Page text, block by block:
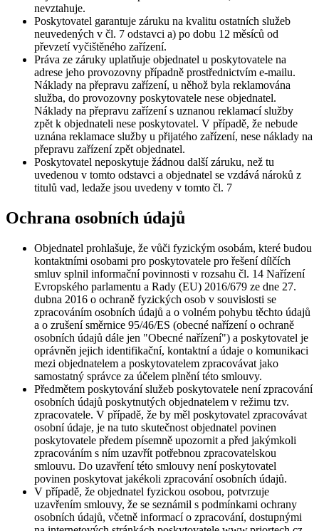
nevztahuje.
Poskytovatel garantuje záruku na kvalitu ostatních služeb
neuvedených v čl. 7 odstavci a) po dobu 12 měsíců od
převzetí vyčištěného zařízení.
Práva ze záruky uplatňuje objednatel u poskytovatele na
adrese jeho provozovny případně prostřednictvím e-mailu.
Náklady na přepravu zařízení, u něhož byla reklamována
služba, do provozovny poskytovatele nese objednatel.
Náklady na přepravu zařízení s uznanou reklamací služby
zpět k objednateli nese poskytovatel. V případě, že nebude
uznána reklamace služby u přijatého zařízení, nese náklady na
přepravu zařízení zpět objednatel.
Poskytovatel neposkytuje žádnou další záruku, než tu
uvedenou v tomto odstavci a objednatel se vzdává nároků z
titulů vad, ledaže jsou uvedeny v tomto čl. 7
Ochrana osobních údajů
Objednatel prohlašuje, že vůči fyzickým osobám, které budou
kontaktními osobami pro poskytovatele pro řešení dílčích
smluv splnil informační povinnosti v rozsahu čl. 14 Nařízení
Evropského parlamentu a Rady (EU) 2016/679 ze dne 27.
dubna 2016 o ochraně fyzických osob v souvislosti se
zpracováním osobních údajů a o volném pohybu těchto údajů
a o zrušení směrnice 95/46/ES (obecné nařízení o ochraně
osobních údajů dále jen "Obecné nařízení") a poskytovatel je
oprávněn jejich identifikační, kontaktní a údaje o komunikaci
mezi objednatelem a poskytovatelem zpracovávat jako
samostatný správce za účelem plnění této smlouvy.
Předmětem poskytování služeb poskytovatele není zpracování
osobních údajů poskytnutých objednatelem v režimu tzv.
zpracovatele. V případě, že by měl poskytovatel zpracovávat
osobní údaje, je na tuto skutečnost objednatel povinen
poskytovatele předem písemně upozornit a před jakýmkoli
zpracováním s ním uzavřít potřebnou zpracovatelskou
smlouvu. Do uzavření této smlouvy není poskytovatel
povinen poskytovat jakékoli zpracování osobních údajů.
V případě, že objednatel fyzickou osobou, potvrzuje
uzavřením smlouvy, že se seznámil s podmínkami ochrany
osobních údajů, včetně informací o zpracování, dostupnými